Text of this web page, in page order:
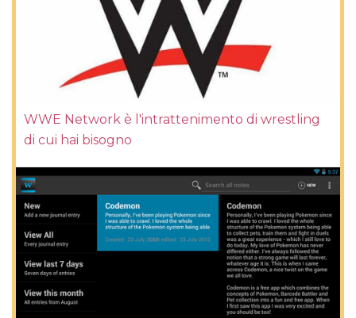
WWE Network è l'intrattenimento di wrestling
di cui hai bisogno